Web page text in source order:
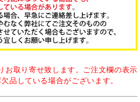
お取り寄せ致します。ご注文欄の表示
品している場合がございます。